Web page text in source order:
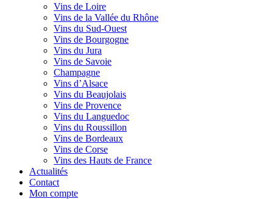
Vins de Loire
Vins de la Vallée du Rhône
Vins du Sud-Ouest
Vins de Bourgogne
Vins du Jura
Vins de Savoie
Champagne
Vins d’Alsace
Vins du Beaujolais
Vins de Provence
Vins du Languedoc
Vins du Roussillon
Vins de Bordeaux
Vins de Corse
Vins des Hauts de France
Actualités
Contact
Mon compte